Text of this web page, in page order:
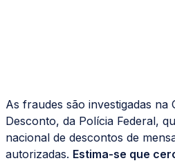
As fraudes são investigadas na
Desconto, da Polícia Federal,
nacional de descontos de
autorizadas. Estima-se que